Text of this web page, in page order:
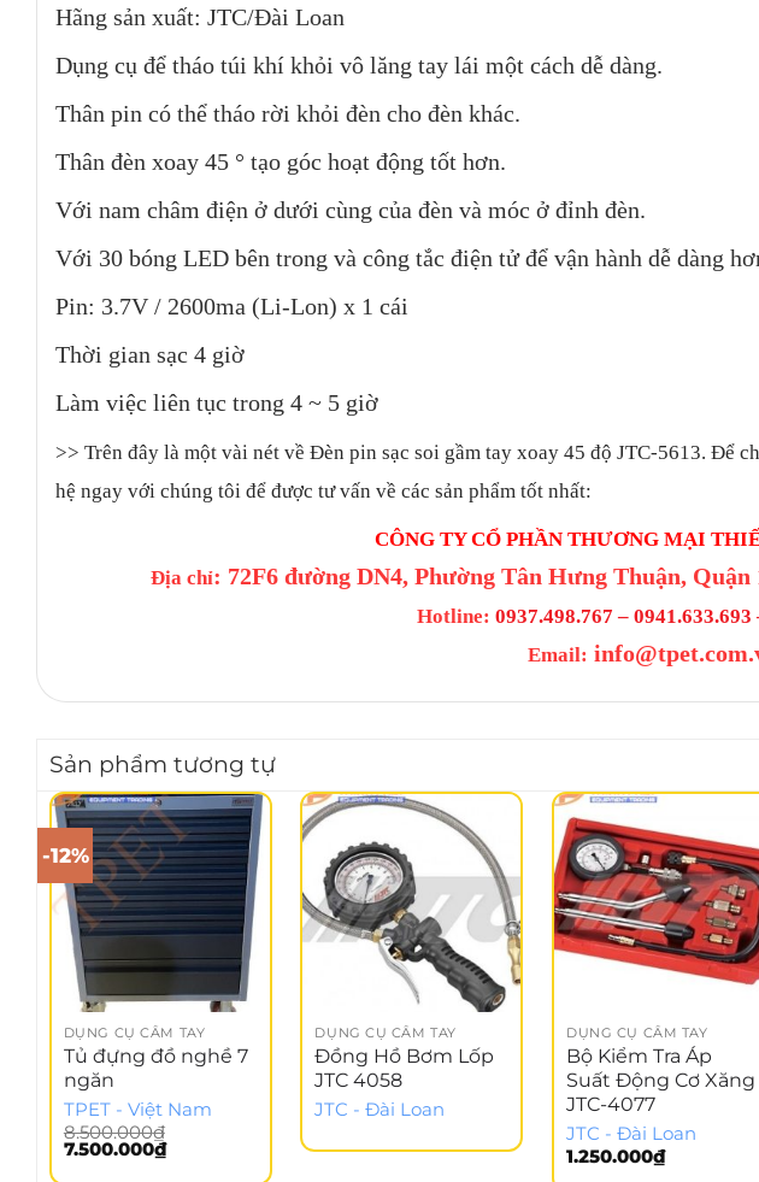
Hãng sản xuất: JTC/Đài Loan
Dụng cụ để tháo túi khí khỏi vô lăng tay lái một cách dễ dàng.
Thân pin có thể tháo rời khỏi đèn cho đèn khác.
Thân đèn xoay 45 ° tạo góc hoạt động tốt hơn.
Với nam châm điện ở dưới cùng của đèn và móc ở đỉnh đèn.
Với 30 bóng LED bên trong và công tắc điện tử để vận hành dễ dàng
Pin: 3.7V / 2600ma (Li-Lon) x 1 cái
Thời gian sạc 4 giờ
Làm việc liên tục trong 4 ~ 5 giờ
>> Trên đây là một vài nét về Đèn pin sạc soi gầm tay xoay 45 độ JTC-5613. Để
hệ ngay với chúng tôi để được tư vấn về các sản phẩm tốt nhất:
CÔNG TY CỔ PHẦN THƯƠNG MẠI
Địa chỉ: 72F6 đường DN4, Phường Tân Hưng Thuận,
Hotline: 0937.498.767 –
Email:
Sản phẩm tương tự
-12%
DỤNG CỤ CẦM TAY
Tủ đựng đồ nghề 7
ngăn
TPET - Việt Nam
8.500.000₫
Giá
7.500.000₫Giá
hiện
DỤNG CỤ CẦM TAY
Đồng Hồ Bơm Lốp
JTC 4058
JTC - Đài Loan
DỤNG CỤ CẦM TAY
Bộ Kiểm Tra Áp
Suất Động Cơ Xăng
JTC-4077
JTC - Đài Loan
1.250.000₫